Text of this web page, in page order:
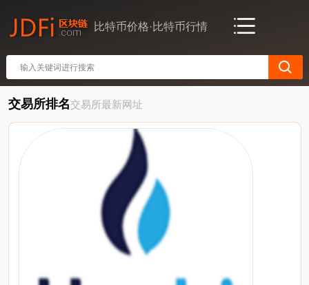
比特币价格·比特币行情
交易所排名交易所最新网址